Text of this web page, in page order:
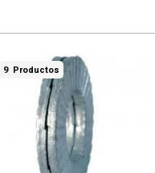
9 Productos